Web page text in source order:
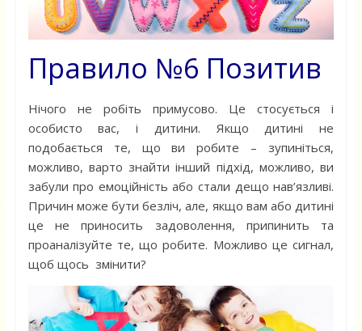
Правило №6 Позитив
Нічого не робіть примусово. Це стосується і
особисто вас, і дитини. Якщо дитині не
подобається те, що ви робите – зупиніться,
можливо, варто знайти інший підхід, можливо, ви
забули про емоційність або стали дещо нав’язливі.
Причин може бути безліч, але, якщо вам або дитині
це не приносить задоволення, припинить та
проаналізуйте те, що робите. Можливо це сигнал,
щоб щось змінити?